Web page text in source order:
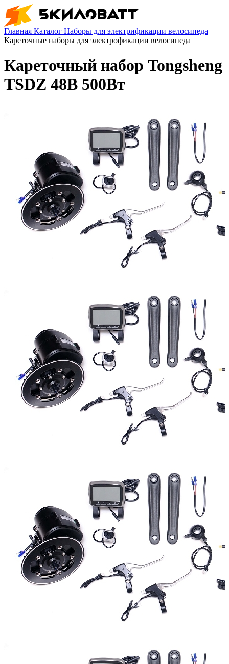
Главная Каталог Наборы для электрификации велосипеда
Кареточные наборы для электрофикации велосипеда
Кареточный набор Tongsheng
TSDZ 48В 500Вт